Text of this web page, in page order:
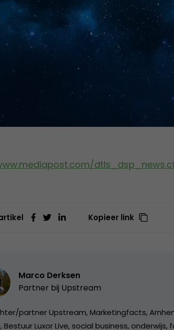
Kopieer link
Marco Derksen
Partner bij Upstream
partner Upstream, Marketingfacts,
Bestuur Luxor Live, social business,